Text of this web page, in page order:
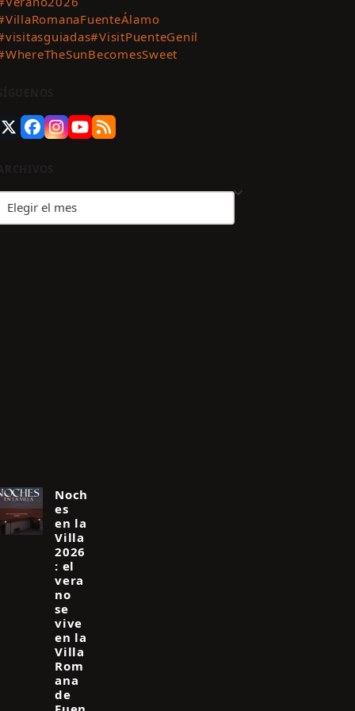
#VisitPuenteGenil
Twitter
Facebook
Instagram
YouTube
RSS
Archivos
Noch
es
en la
Villa
2026
: el
vera
no
se
vive
en la
Villa
Rom
ana
de